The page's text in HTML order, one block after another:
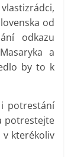
od
odkazu
a
by to k
potrestání
potrestejte
v kterékoliv